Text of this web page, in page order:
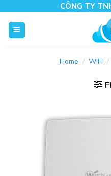
content
CÔNG TY
Home / WIFI /